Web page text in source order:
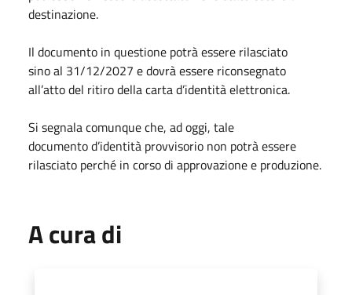
destinazione.
Il documento in questione potrà essere rilasciato
sino al 31/12/2027 e dovrà essere riconsegnato
all’atto del ritiro della carta d’identità elettronica.
Si segnala comunque che, ad oggi, tale
documento d’identità provvisorio non potrà essere
rilasciato perché in corso di approvazione e produzione.
A cura di